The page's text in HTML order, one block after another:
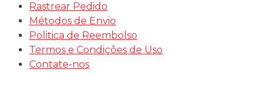
Rastrear Pedido
Métodos de Envio
Politica de Reembolso
Termos e Condições de Uso
Contate-nos